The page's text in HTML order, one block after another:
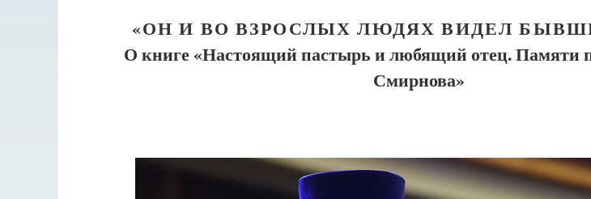
«ОН И ВО ВЗРОСЛЫХ ЛЮДЯХ ВИДЕЛ
О книге «Настоящий пастырь и любящий отец. Памяти
Смирнова»